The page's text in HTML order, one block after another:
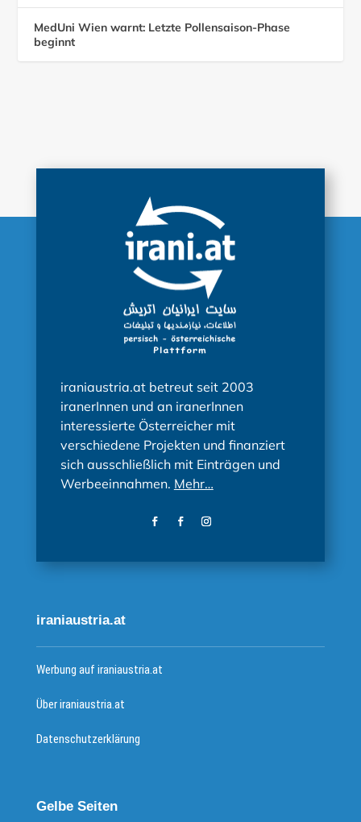
MedUni Wien warnt: Letzte Pollensaison-Phase
beginnt
iraniaustria.at betreut seit 2003
iranerInnen und an iranerInnen
interessierte Österreicher mit
verschiedene Projekten und finanziert
sich ausschließlich mit Einträgen und
Werbeeinnahmen. Mehr…
iraniaustria.at
Werbung auf iraniaustria.at
Über iraniaustria.at
Datenschutzerklärung
Gelbe Seiten